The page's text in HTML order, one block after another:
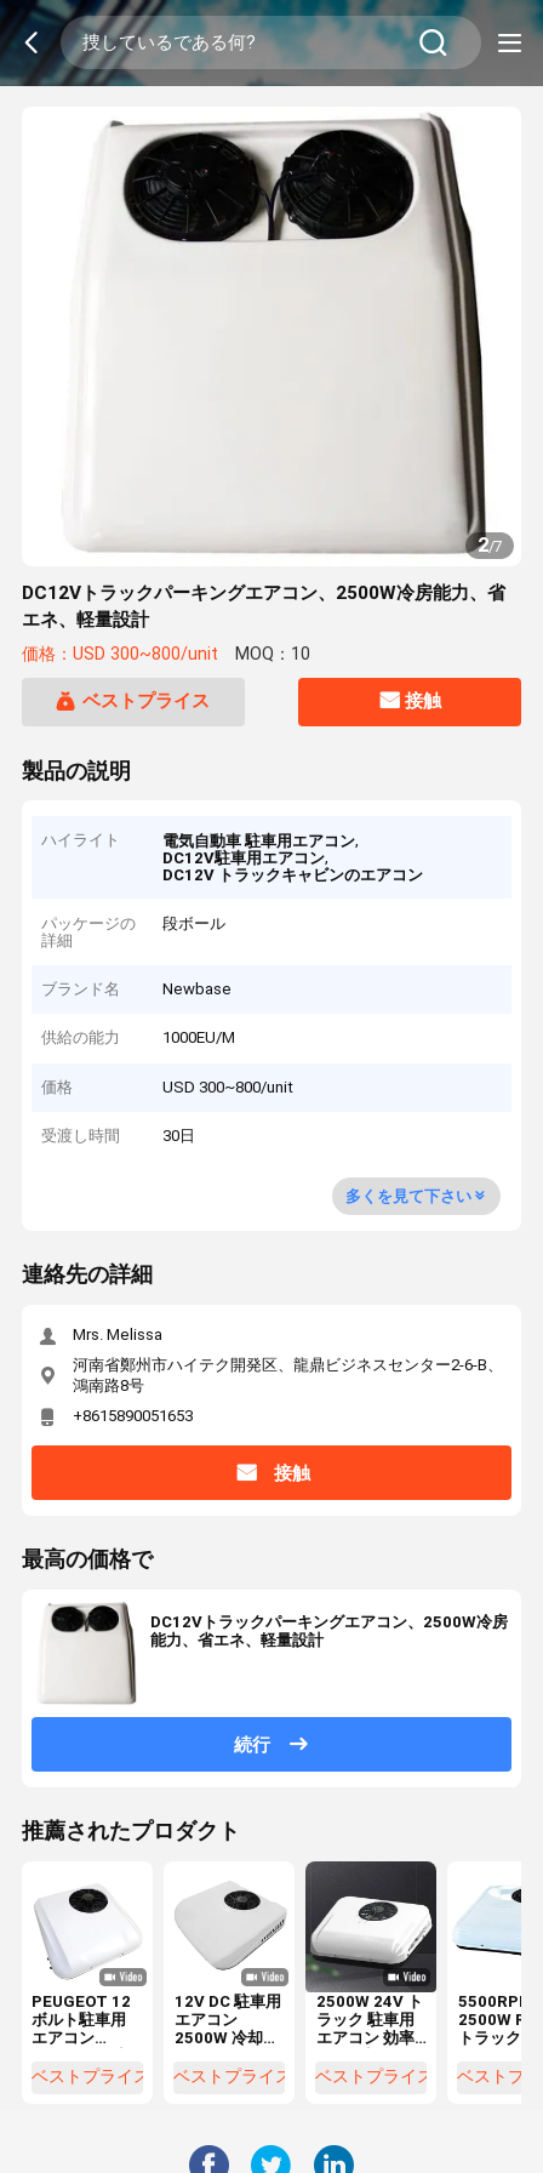
2/7
DC12Vトラックパーキングエアコン、2500W冷房能力、省
エネ、軽量設計
価格：USD 300~800/unit MOQ：10
ベストプライス 接触
製品の説明
ハイライト 電気自動車 駐車用エアコン,
DC12V駐車用エアコン,
DC12V トラックキャビンのエアコン
パッケージの
詳細
段ボール
ブランド名 Newbase
供給の能力 1000EU/M
価格 USD 300~800/unit
受渡し時間 30日
多くを見て下さい
連絡先の詳細
Mrs. Melissa
河南省鄭州市ハイテク開発区、龍鼎ビジネスセンター2-6-B、
鴻南路8号
+8615890051653
接触
最高の価格で
DC12Vトラックパーキングエアコン、2500W冷房
能力、省エネ、軽量設計
続行
推薦されたプロダクト
PEUGEOT 12
ボルト駐車用
エアコン
容量とトラッ
ベストプライス
12V DC 駐車用
エアコン
2500W 冷却容
却剤
ベストプライス
2500W 24V ト
ラック 駐車用
エアコン 効率
めに迅速な冷
ベストプライス
5500RPM
2500W
トラック交
エアコン
ベストプ